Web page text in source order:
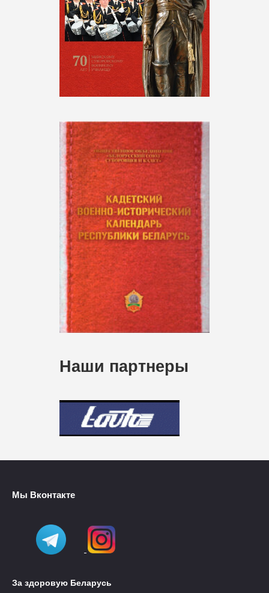
Наши партнеры
Мы Вконтакте
За здоровую Беларусь